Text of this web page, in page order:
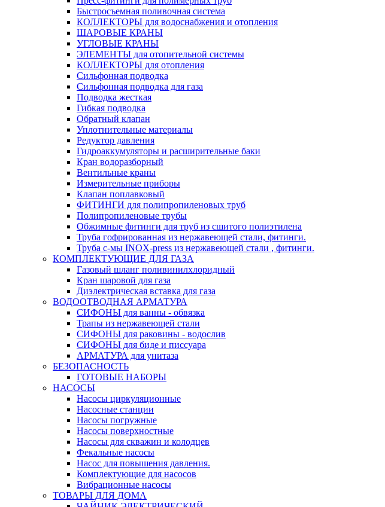
Быстросъемная поливочная система
КОЛЛЕКТОРЫ для водоснабжения и отопления
ШАРОВЫЕ КРАНЫ
УГЛОВЫЕ КРАНЫ
ЭЛЕМЕНТЫ для отопительной системы
КОЛЛЕКТОРЫ для отопления
Сильфонная подводка
Cильфонная подводка для газа
Подводка жесткая
Гибкая подводка
Обратный клапан
Уплотнительные материалы
Редуктор давления
Гидроаккумуляторы и расширительные баки
Кран водоразборный
Вентильные краны
Измерительные приборы
Клапан поплавковый
ФИТИНГИ для полипропиленовых труб
Полипропиленовые трубы
Обжимные фитинги для труб из сшитого полиэтилена
Труба гофрированная из нержавеющей стали, фитинги.
Труба с-мы INOX-press из нержавеющей стали , фитинги.
КОМПЛЕКТУЮЩИЕ ДЛЯ ГАЗА
Газовый шланг поливинилхлоридный
Кран шаровой для газа
Диэлектрическая вставка для газа
ВОДООТВОДНАЯ АРМАТУРА
СИФОНЫ для ванны - обвязка
Трапы из нержавеющей стали
СИФОНЫ для раковины - водослив
СИФОНЫ для биде и писсуара
АРМАТУРА для унитаза
БЕЗОПАСНОСТЬ
ГОТОВЫЕ НАБОРЫ
НАСОСЫ
Насосы циркуляционные
Насосные станции
Насосы погружные
Насосы поверхностные
Насосы для скважин и колодцев
Фекальные насосы
Насос для повышения давления.
Комплектующие для насосов
Вибрационные насосы
ТОВАРЫ ДЛЯ ДОМА